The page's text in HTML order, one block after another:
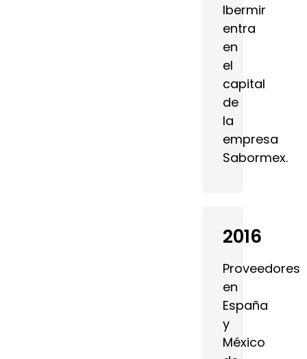
Ibermir
entra
en
el
capital
de
la
empresa
Sabormex.
2016
Proveedores
en
España
y
México